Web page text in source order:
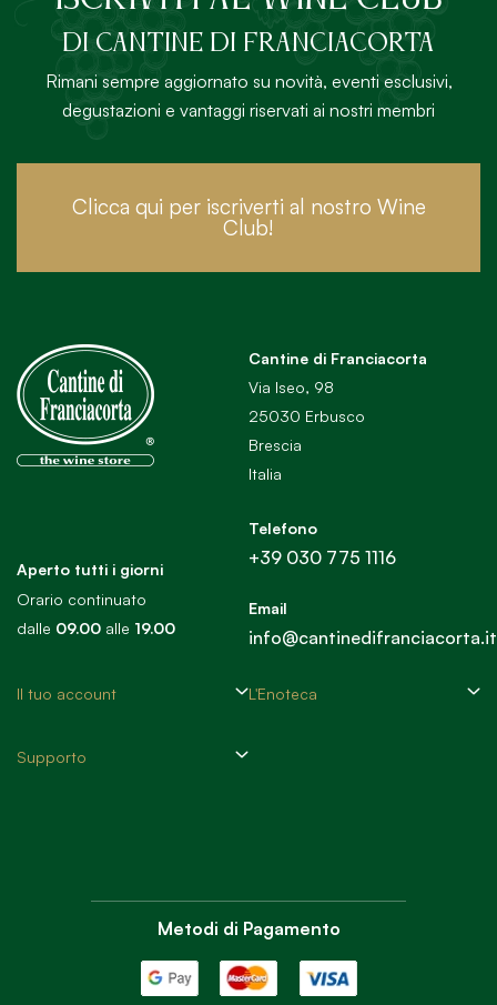
DI Cantine di Franciacorta
Rimani sempre aggiornato su novità, eventi esclusivi,
degustazioni e vantaggi riservati ai nostri membri
Clicca qui per iscriverti al nostro Wine
Club!
Aperto tutti i giorni
Orario continuato
dalle 09.00 alle 19.00
Cantine di Franciacorta
Via Iseo, 98
25030 Erbusco
Brescia
Italia
Telefono
+39 030 775 1116
Email
info@cantinedifranciacorta.it
Il tuo account L'Enoteca
Supporto
Metodi di Pagamento